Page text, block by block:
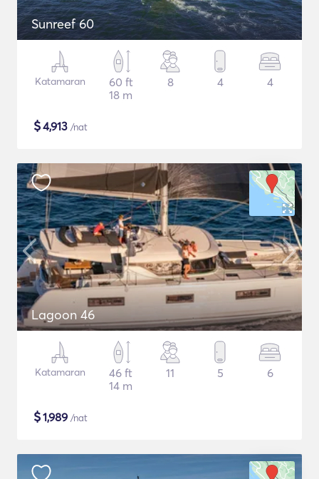
Sunreef 60
Katamaran
60 ft
18 m
8 4 4
$4,913 /nat
Lagoon 46
Katamaran
46 ft
14 m
11 5 6
$1,989 /nat